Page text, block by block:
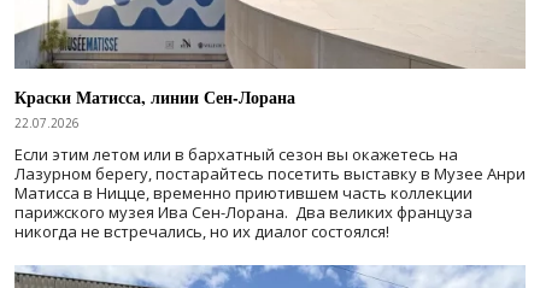
Краски Матисса, линии Сен-Лорана
22.07.2026
Если этим летом или в бархатный сезон вы окажетесь на
Лазурном берегу, постарайтесь посетить выставку в Музее Анри
Матисса в Ницце, временно приютившем часть коллекции
парижского музея Ива Сен-Лорана. Два великих француза
никогда не встречались, но их диалог состоялся!